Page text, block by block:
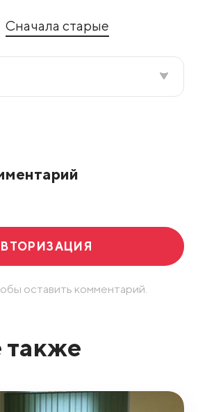
Сначала старые
оставить комментарий.
также